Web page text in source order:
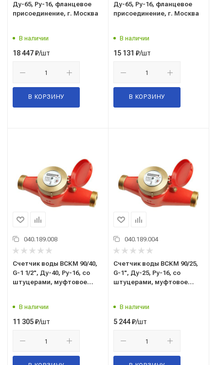
Ду-65, Ру-16, фланцевое
присоединение, г. Москва
В наличии
18 447₽/шт
В КОРЗИНУ
Ду-65, Ру-16, фланцевое
присоединение, г. Москва
В наличии
15 131 ₽/шт
В КОРЗИНУ
040.189.008
Счетчик воды ВСКМ 90/40,
G-1 1/2", Ду-40, Ру-16, со
штуцерами, муфтовое
В наличии
11 305₽/шт
040.189.004
Счетчик воды ВСКМ 90/25,
G-1", Ду-25, Ру-16, со
штуцерами, муфтовое
В наличии
5 244₽/шт